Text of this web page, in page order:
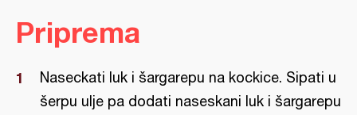
Priprema
Naseckati luk i šargarepu na kockice. Sipati u
šerpu ulje pa dodati naseskani luk i šargarepu